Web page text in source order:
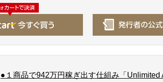
●１商品で942万円稼ぎ出す仕組み「Unlimited